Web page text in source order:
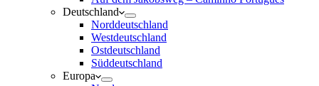
Deutschland
Norddeutschland
Westdeutschland
Ostdeutschland
Süddeutschland
Europa